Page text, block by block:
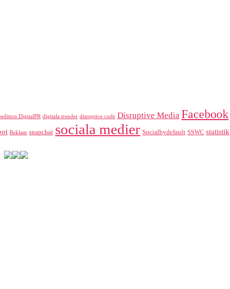
DigitalPR digitala trender disruptive code Disruptive Media Facebook
Reklam snapchat sociala medier Socialbydefault SSWC statistik